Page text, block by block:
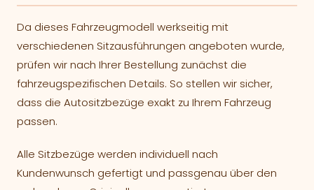
Da dieses Fahrzeugmodell werkseitig mit
verschiedenen Sitzausführungen angeboten wurde,
prüfen wir nach Ihrer Bestellung zunächst die
fahrzeugspezifischen Details. So stellen wir sicher,
dass die Autositzbezüge exakt zu Ihrem Fahrzeug
passen.
Alle Sitzbezüge werden individuell nach
Kundenwunsch gefertigt und passgenau über den